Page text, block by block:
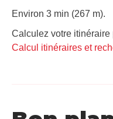
Environ 3 min (267 m).
Calculez votre itinéraire
Calcul itinéraires et